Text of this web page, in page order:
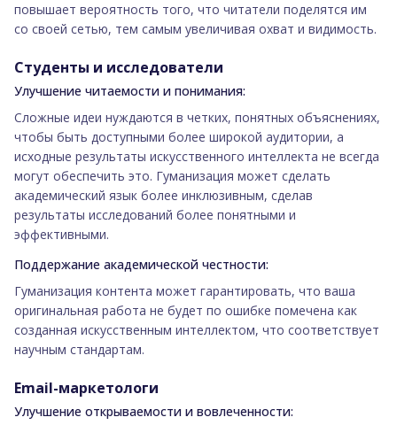
повышает вероятность того, что читатели поделятся им
со своей сетью, тем самым увеличивая охват и видимость.
Студенты и исследователи
Улучшение читаемости и понимания:
Сложные идеи нуждаются в четких, понятных объяснениях,
чтобы быть доступными более широкой аудитории, а
исходные результаты искусственного интеллекта не всегда
могут обеспечить это. Гуманизация может сделать
академический язык более инклюзивным, сделав
результаты исследований более понятными и
эффективными.
Поддержание академической честности:
Гуманизация контента может гарантировать, что ваша
оригинальная работа не будет по ошибке помечена как
созданная искусственным интеллектом, что соответствует
научным стандартам.
Email-маркетологи
Улучшение открываемости и вовлеченности: